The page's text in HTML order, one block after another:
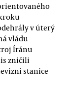
v úterý
vládu
Íránu
zničili
stanice